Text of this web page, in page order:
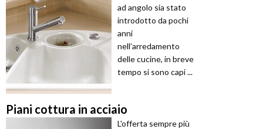
ad angolo sia stato
introdotto da pochi
anni
nell’arredamento
delle cucine, in breve
tempo si sono capi ...
Piani cottura in acciaio
L'offerta sempre più